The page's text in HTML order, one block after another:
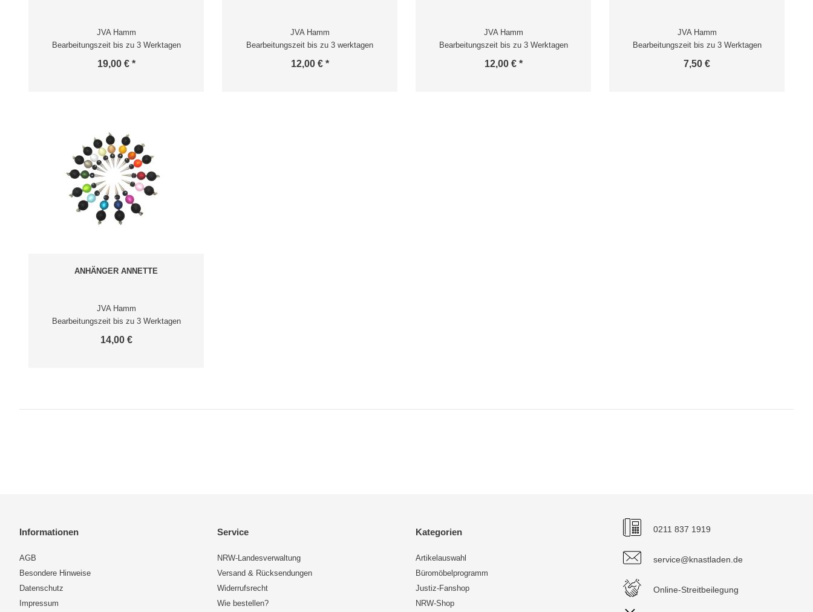
JVA Hamm
Bearbeitungszeit bis zu 3 Werktagen
19,00 € *
JVA Hamm
Bearbeitungszeit bis zu 3 werktagen
12,00 € *
JVA Hamm
Bearbeitungszeit bis zu 3 Werktagen
12,00 € *
JVA Hamm
Bearbeitungszeit bis zu 3 Werktagen
7,50 €
ANHÄNGER ANNETTE
JVA Hamm
Bearbeitungszeit bis zu 3 Werktagen
14,00 €
Informationen
AGB
Besondere Hinweise
Datenschutz
Impressum
Service
NRW-Landesverwaltung
Versand & Rücksendungen
Widerrufsrecht
Wie bestellen?
Kategorien
Artikelauswahl
Büromöbelprogramm
Justiz-Fanshop
NRW-Shop
0211 837 1919
service@knastladen.de
Online-Streitbeilegung